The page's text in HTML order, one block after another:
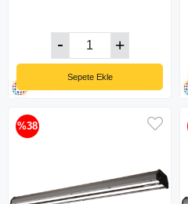
Sepete Ekle
%38